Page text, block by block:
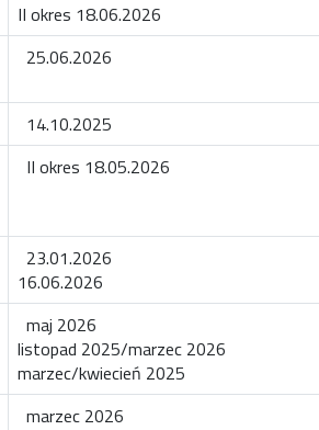
II okres 18.06.2026
25.06.2026
14.10.2025
II okres 18.05.2026
23.01.2026
16.06.2026
maj 2026
listopad 2025/marzec 2026
marzec/kwiecień 2025
marzec 2026